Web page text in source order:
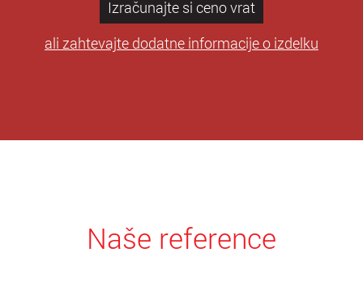
Izračunajte si ceno vrat
ali zahtevajte dodatne informacije o izdelku
Naše reference